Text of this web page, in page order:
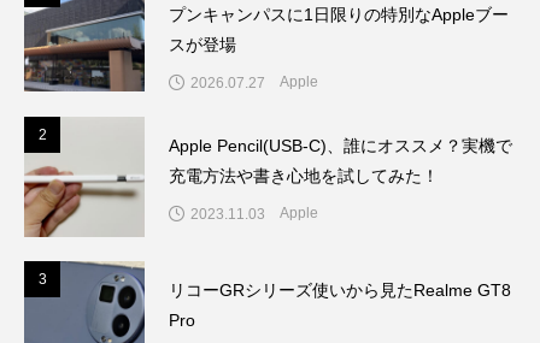
プンキャンパスに1日限りの特別なAppleブー
スが登場
2026.07.27 Apple
2
Apple Pencil(USB-C)、誰にオススメ？実機で
充電方法や書き心地を試してみた！
2023.11.03 Apple
3
リコーGRシリーズ使いから見たRealme GT8
Pro